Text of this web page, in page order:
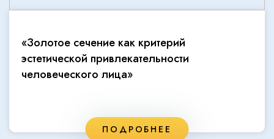
«Золотое сечение как критерий
эстетической привлекательности
человеческого лица»
ПОДРОБНЕЕ